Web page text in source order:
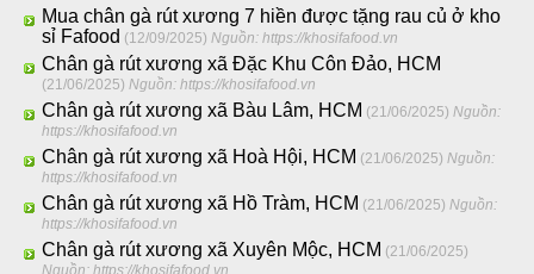
Mua chân gà rút xương 7 hiền được tặng rau củ ở kho
sỉ Fafood (12/09/2025)Nguồn: https://khosifafood.vn
Chân gà rút xương xã Đặc Khu Côn Đảo, HCM
(21/06/2025)Nguồn: https://khosifafood.vn
Chân gà rút xương xã Bàu Lâm, HCM (21/06/2025)Nguồn:
https://khosifafood.vn
Chân gà rút xương xã Hoà Hội, HCM (21/06/2025)Nguồn:
https://khosifafood.vn
Chân gà rút xương xã Hồ Tràm, HCM (21/06/2025)Nguồn:
https://khosifafood.vn
Chân gà rút xương xã Xuyên Mộc, HCM (21/06/2025)
Nguồn: https://khosifafood.vn